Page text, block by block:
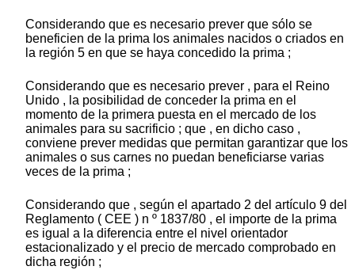
Considerando que es necesario prever que sólo se
beneficien de la prima los animales nacidos o criados en
la región 5 en que se haya concedido la prima ;
Considerando que es necesario prever , para el Reino
Unido , la posibilidad de conceder la prima en el
momento de la primera puesta en el mercado de los
animales para su sacrificio ; que , en dicho caso ,
conviene prever medidas que permitan garantizar que los
animales o sus carnes no puedan beneficiarse varias
veces de la prima ;
Considerando que , según el apartado 2 del artículo 9 del
Reglamento ( CEE ) n º 1837/80 , el importe de la prima
es igual a la diferencia entre el nivel orientador
estacionalizado y el precio de mercado comprobado en
dicha región ;